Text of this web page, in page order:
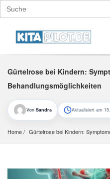
Search
for:
Gürtelrose bei Kindern:
Behandlungsmöglichkeiten
Von Sandra Aktualisiert am
Home Gürtelrose bei Kindern: